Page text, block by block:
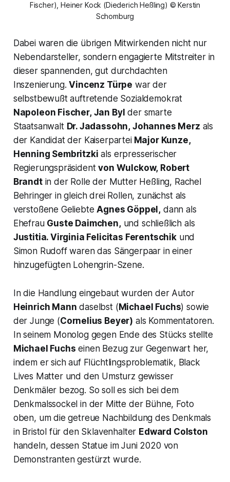
Fischer), Heiner Kock (Diederich Heßling) © Kerstin
Schomburg
Dabei waren die übrigen Mitwirkenden nicht nur
Nebendarsteller, sondern engagierte Mitstreiter in
dieser spannenden, gut durchdachten
Inszenierung.Vincenz Türpe war der
selbstbewußt auftretende Sozialdemokrat
Napoleon Fischer,Jan Byl der smarte
Staatsanwalt Dr. Jadassohn, Johannes Merz als
der Kandidat der KaiserparteiMajor Kunze,
Henning Sembritzki als erpresserischer
Regierungspräsidentvon Wulckow, Robert
Brandtin der Rolle der Mutter Heßling, Rachel
Behringer in gleich drei Rollen, zunächst als
verstoßene GeliebteAgnes Göppel, dann als
Ehefrau Guste Daimchen, und schließlich als
Justitia. Virginia Felicitas Ferentschikund
Simon Rudoff waren das Sängerpaar in einer
hinzugefügten Lohengrin-Szene.
In die Handlung eingebaut wurden der Autor
Heinrich Mann daselbst ( Michael Fuchs) sowie
der Junge (Cornelius Beyer) als Kommentatoren.
In seinem Monolog gegen Ende des Stücks stellte
Michael Fuchs einen Bezug zur Gegenwart her,
indem er sich auf Flüchtlingsproblematik, Black
Lives Matterund den Umsturz gewisser
Denkmäler bezog. So soll es sich bei dem
Denkmalssockel in der Mitte der Bühne, Foto
oben, um die getreue Nachbildung des Denkmals
in Bristol für den Sklavenhalter Edward Colston
handeln, dessen Statue im Juni 2020 von
Demonstranten gestürzt wurde.